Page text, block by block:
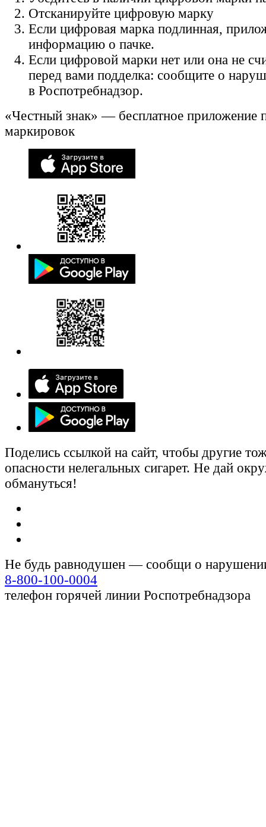
Отсканируйте цифровую марку
Если цифровая марка подлинная,
информацию о пачке.
Если цифровой марки нет или она не
перед вами подделка: сообщите о
в Роспотребнадзор.
«Честный знак» — бесплатное приложение
маркировок
Поделись ссылкой на сайт, чтобы другие
опасности нелегальных сигарет. Не дай
обмануться!
Не будь равнодушен — сообщи о
8-800-100-0004
телефон горячей линии Роспотребнадзора